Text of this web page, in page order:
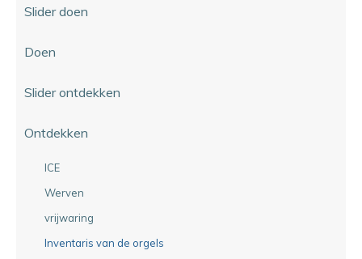
Slider doen
Doen
Slider ontdekken
Ontdekken
ICE
Werven
vrijwaring
Inventaris van de orgels